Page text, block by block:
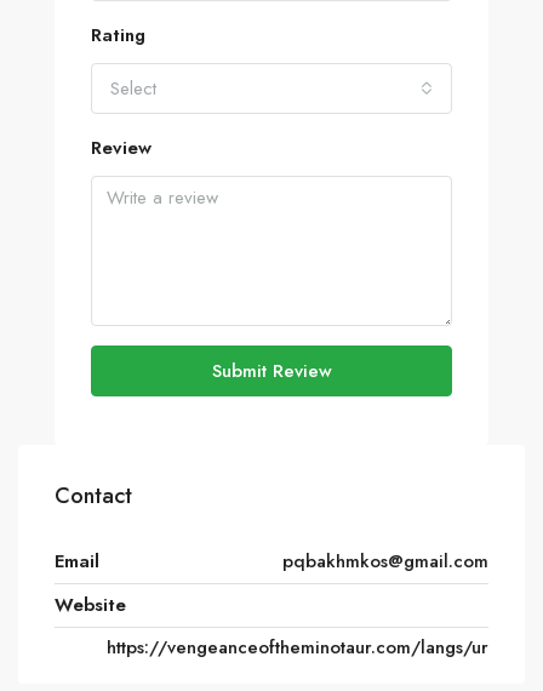
Rating
Select
Review
Submit Review
Contact
Email
pqbakhmkos@gmail.com
Website
https://vengeanceoftheminotaur.com/langs/ur